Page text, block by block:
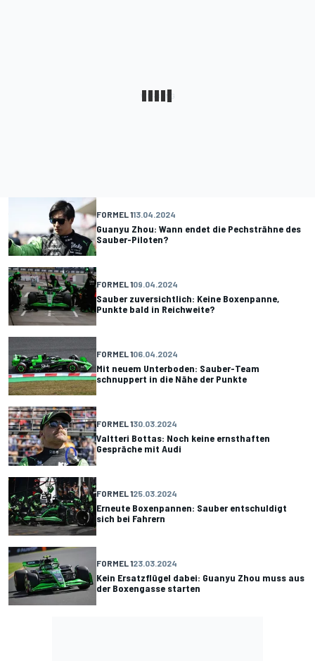
FORMEL 113.04.2024
Guanyu Zhou: Wann endet die Pechsträhne des
Sauber-Piloten?
FORMEL 109.04.2024
Sauber zuversichtlich: Keine Boxenpanne,
Punkte bald in Reichweite?
FORMEL 106.04.2024
Mit neuem Unterboden: Sauber-Team
schnuppert in die Nähe der Punkte
FORMEL 130.03.2024
Valtteri Bottas: Noch keine ernsthaften
Gespräche mit Audi
FORMEL 125.03.2024
Erneute Boxenpannen: Sauber entschuldigt
sich bei Fahrern
FORMEL 123.03.2024
Kein Ersatzflügel dabei: Guanyu Zhou muss aus
der Boxengasse starten